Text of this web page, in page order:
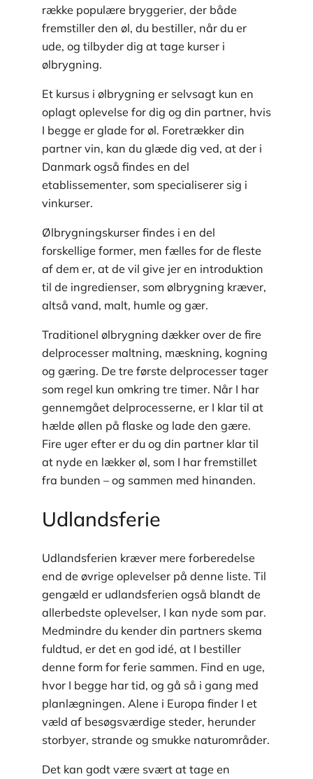
række populære bryggerier, der både
fremstiller den øl, du bestiller, når du er
ude, og tilbyder dig at tage kurser i
ølbrygning.
Et kursus i ølbrygning er selvsagt kun en
oplagt oplevelse for dig og din partner, hvis
I begge er glade for øl. Foretrækker din
partner vin, kan du glæde dig ved, at der i
Danmark også findes en del
etablissementer, som specialiserer sig i
vinkurser.
Ølbrygningskurser findes i en del
forskellige former, men fælles for de fleste
af dem er, at de vil give jer en introduktion
til de ingredienser, som ølbrygning kræver,
altså vand, malt, humle og gær.
Traditionel ølbrygning dækker over de fire
delprocesser maltning, mæskning, kogning
og gæring. De tre første delprocesser tager
som regel kun omkring tre timer. Når I har
gennemgået delprocesserne, er I klar til at
hælde øllen på flaske og lade den gære.
Fire uger efter er du og din partner klar til
at nyde en lækker øl, som I har fremstillet
fra bunden – og sammen med hinanden.
Udlandsferie
Udlandsferien kræver mere forberedelse
end de øvrige oplevelser på denne liste. Til
gengæld er udlandsferien også blandt de
allerbedste oplevelser, I kan nyde som par.
Medmindre du kender din partners skema
fuldtud, er det en god idé, at I bestiller
denne form for ferie sammen. Find en uge,
hvor I begge har tid, og gå så i gang med
planlægningen. Alene i Europa finder I et
væld af besøgsværdige steder, herunder
storbyer, strande og smukke naturområder.
Det kan godt være svært at tage en